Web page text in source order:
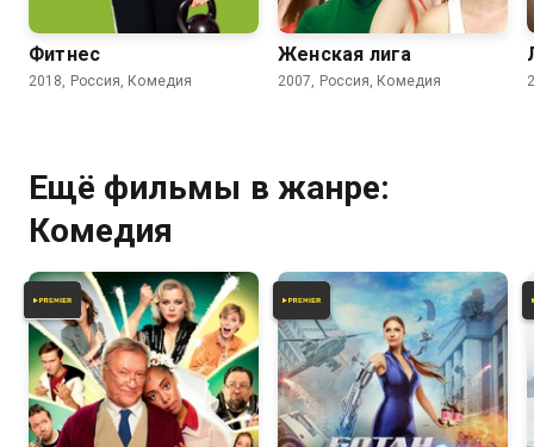
Фитнес
2018, Россия, Комедия
Женская лига
2007, Россия, Комедия
Ещё фильмы в жанре:
Комедия